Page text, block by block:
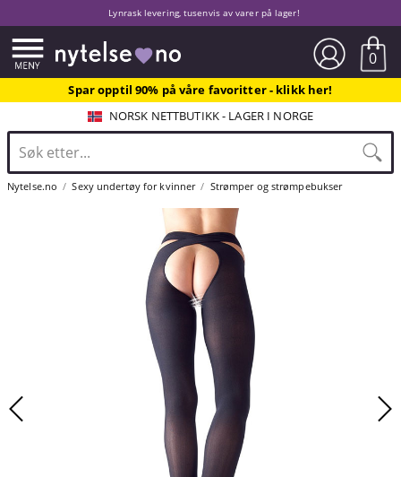
Lynrask levering, tusenvis av varer på lager!
0
Spar opptil 90% på våre favoritter - klikk her!
NORSK NETTBUTIKK - LAGER I NORGE
Nytelse.no Sexy undertøy for kvinner Strømper og strømpebukser